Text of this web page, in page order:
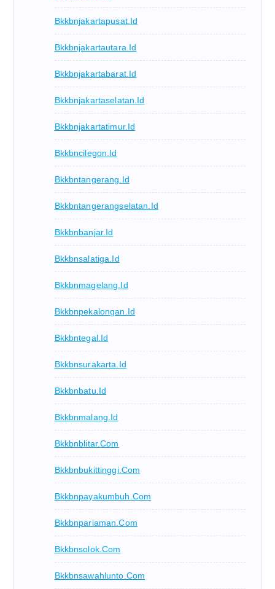
Bkkbnjakartapusat.id
Bkkbnjakartautara.id
Bkkbnjakartabarat.id
Bkkbnjakartaselatan.id
Bkkbnjakartatimur.id
Bkkbncilegon.id
Bkkbntangerang.id
Bkkbntangerangselatan.id
Bkkbnbanjar.id
Bkkbnsalatiga.id
Bkkbnmagelang.id
Bkkbnpekalongan.id
Bkkbntegal.id
Bkkbnsurakarta.id
Bkkbnbatu.id
Bkkbnmalang.id
Bkkbnblitar.com
Bkkbnbukittinggi.com
Bkkbnpayakumbuh.com
Bkkbnpariaman.com
Bkkbnsolok.com
Bkkbnsawahlunto.com